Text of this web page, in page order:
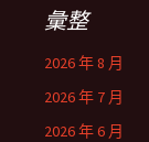
彙整
2026 年 8 月
2026 年 7 月
2026 年 6 月